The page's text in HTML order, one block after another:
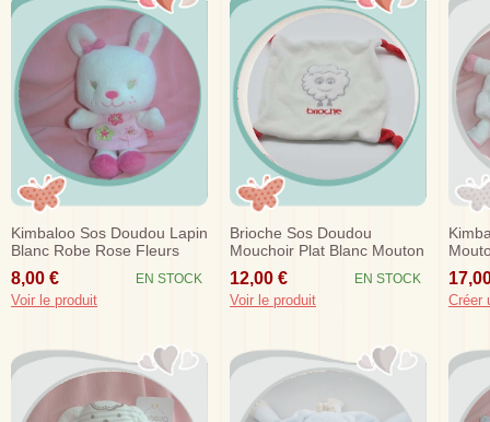
Kimbaloo Sos Doudou Lapin
Blanc Robe Rose Fleurs
8,00 € EN STOCK
Voir le produit
Brioche Sos Doudou
Mouchoir Plat Blanc Mouton
Nuage Noeud Rouge
12,00 € EN STOCK
Voir le produit Créer